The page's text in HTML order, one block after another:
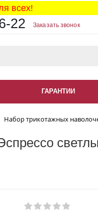
всех!
22 Заказать звонок
ГАРАНТИИ
Набор трикотажных